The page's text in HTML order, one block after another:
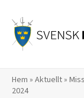
innehåll
Hem » Aktuellt»
2024